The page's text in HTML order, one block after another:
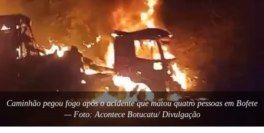
Caminhão pegou fogo após o acidente que matou quatro pessoas em Bofete
— Foto: Acontece Botucatu/ Divulgação